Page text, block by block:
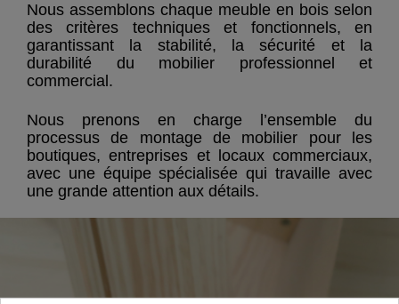
Nous assemblons chaque meuble en bois selon
des critères techniques et fonctionnels, en
garantissant la stabilité, la sécurité et la
durabilité du mobilier professionnel et
commercial.
Nous prenons en charge l’ensemble du
processus de montage de mobilier pour les
boutiques, entreprises et locaux commerciaux,
avec une équipe spécialisée qui travaille avec
une grande attention aux détails.